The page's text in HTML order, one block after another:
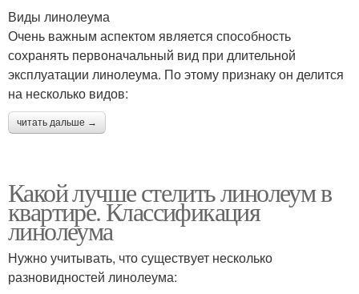
Виды линолеума
Очень важным аспектом является способность
сохранять первоначальный вид при длительной
эксплуатации линолеума. По этому признаку он делится
на несколько видов:
читать дальше →
Какой лучше стелить линолеум в
квартире. Классификация
линолеума
Нужно учитывать, что существует несколько
разновидностей линолеума: